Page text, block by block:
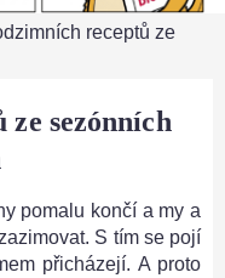
receptů ze
sezónních
pomalu končí a my a
S tím se pojí
přicházejí. A proto